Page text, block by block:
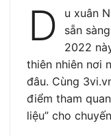
D
u xuân
sẵn
2022
thiên nhiên nơi
đâu. Cùng
điểm tham
liệu” cho